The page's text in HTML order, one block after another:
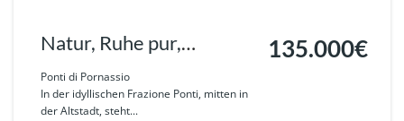
Natur, Ruhe pur,
Steinhaus in Ponti di
Pornassio -Pieve di Teco
Ponti di Pornassio
In der idyllischen Frazione Ponti, mitten in
der Altstadt, steht...
135.000€